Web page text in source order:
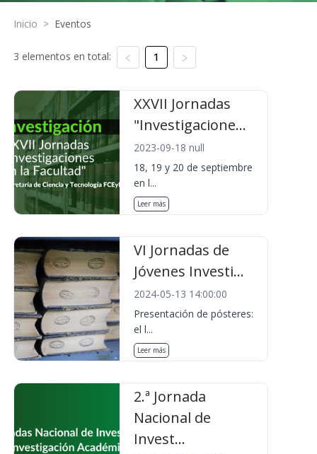
Inicio > Eventos
3 elementos en total: 1
XXVII Jornadas
"Investigacione...
2023-09-18 null
18, 19 y 20 de septiembre
en l...
Leer más
VI Jornadas de
Jóvenes Investi...
2024-05-13 14:00:00
Presentación de pósteres:
el l...
Leer más
2.ª Jornada
Nacional de
Invest...